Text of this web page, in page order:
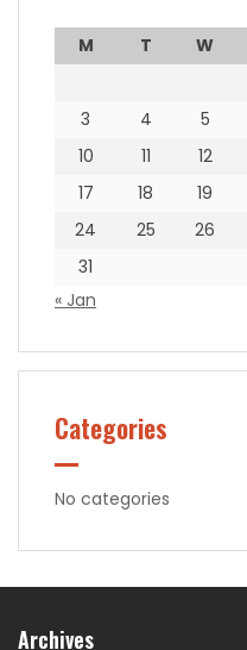
M T W
3
4 5
10
11 12
17
18 19
24
25 26
31
« Jan
Categories
No categories
Archives